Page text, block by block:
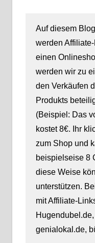
Auf diesem
werden
einen
werden wir zu
den Verkäufen
Produkts
(Beispiel: Das
kostet 8€. Ihr
zum Shop und
beispielseise 8
diese Weise
unterstützen.
mit Affiliate-
genialokal.de,